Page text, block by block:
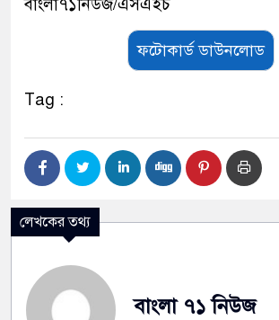
ফটোকার্ড ডাউনলোড
Tag :
লেখকের তথ্য
বাংলা ৭১ নিউজ